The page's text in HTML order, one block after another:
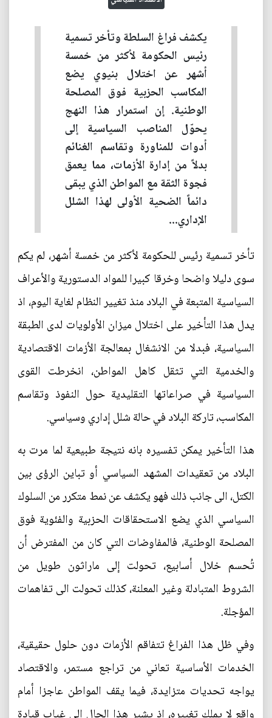
يكشف فراغ السلطة وتأخر تسمية
رئيس الحكومة لأكثر من خمسة
أشهر عن اختلال بنيوي يضع
المكاسب الحزبية فوق المصلحة
الوطنية. إن استمرار هذا النهج
يحوّل المناصب السياسية إلى
أدوات للمناورة وتقاسم الغنائم
بدلاً من إدارة الأزمات، مما يعمق
فجوة الثقة مع المواطن الذي يبقى
دائماً الضحية الأولى لهذا الشلل
الإداري...
تأخر تسمية رئيس للحكومة لأكثر من خمسة أشهر، لم يكم
سوى دليلا واضحا وخرقا كبيرا للمواد الدستورية والأعراف
السياسية المتبعة في البلاد منذ تغيير النظام لغاية اليوم، اذ
يدل هذا التأخير على اختلال ميزان الأولويات لدى الطبقة
السياسية، فبدلا من الانشغال بمعالجة الأزمات الاقتصادية
والخدمية التي تثقل كاهل المواطن، انخرطت القوى
السياسية في صراعاتها التقليدية حول النفوذ وتقاسم
المكاسب، تاركة البلاد في حالة شلل إداري وسياسي.
هذا التأخير يمكن تفسيره بانه نتيجة طبيعية لما مرت به
البلاد من تعقيدات المشهد السياسي أو تباين الرؤى بين
الكتل، الى جانب ذلك فهو يكشف عن نمط متكرر من السلوك
السياسي الذي يضع الاستحقاقات الحزبية والفئوية فوق
المصلحة الوطنية، فالمفاوضات التي كان من المفترض أن
تُحسم خلال أسابيع، تحولت إلى ماراثون طويل من
الشروط المتبادلة وغير المعلنة، كذلك تحولت الى تفاهمات
المؤجلة.
وفي ظل هذا الفراغ تتفاقم الأزمات دون حلول حقيقية،
الخدمات الأساسية تعاني من تراجع مستمر، والاقتصاد
يواجه تحديات متزايدة، فيما يقف المواطن عاجزا أمام